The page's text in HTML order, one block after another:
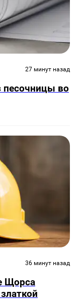
27 минут назад
песочницы во
36 минут назад
Щорса